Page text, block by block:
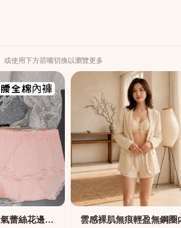
或使用下方箭嘴切換以瀏覽更多
高腰純棉舒適透氣蕾絲花邊三角褲 雲感裸肌無痕輕盈無鋼圈